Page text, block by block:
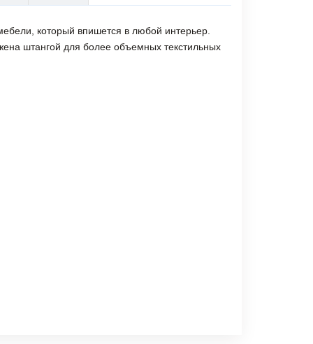
который впишется в любой интерьер.
штангой для более объемных текстильных